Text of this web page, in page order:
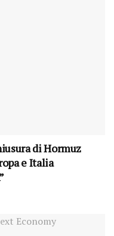
di Hormuz
e Italia